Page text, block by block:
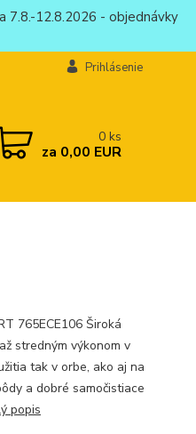
7.8.-12.8.2026 - objednávky
Prihlásenie
0 ks
za 0,00 EUR
765ECE106 Široká
stredným výkonom v
tak v orbe, ako aj na
a dobré samočistiace
popis